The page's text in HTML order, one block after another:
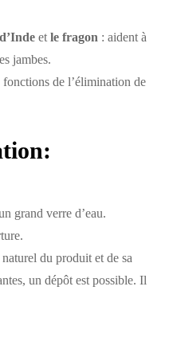
et le fragon : aident à
jambes.
de l’élimination de
grand verre d’eau.
du produit et de sa
un dépôt est possible. Il